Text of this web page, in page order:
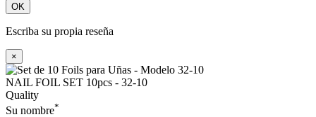
OK
Escriba su propia reseña
×
NAIL FOIL SET 10pcs - 32-10
Quality
Su nombre*